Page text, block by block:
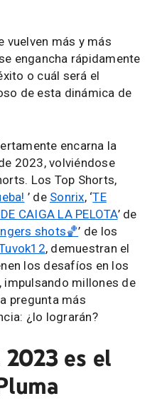
vuelven más y más
engancha rápidamente
o cuál será el
de esta dinámica de
encarna la
2023, volviéndose
Los Top Shorts,
’ de Sonrix, ‘TE
CAIGA LA PELOTA’ de
shots🏀’ de los
, demuestran el
los desafíos en los
millones de
pregunta más
¿lo lograrán?
es el